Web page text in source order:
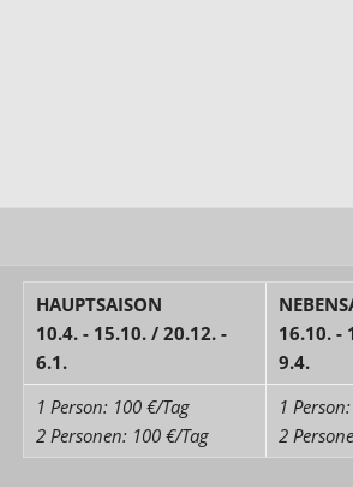
HAUPTSAISON
10.4. - 15.10. / 20.12. -
6.1.
16.10. -
9.4.
1 Person: 100 €/Tag
2 Personen: 100 €/Tag
1
2